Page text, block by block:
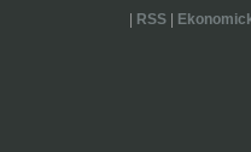
RSS|